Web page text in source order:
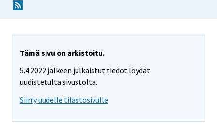
Tämä sivu on arkistoitu.
5.4.2022 jälkeen julkaistut tiedot löydät
uudistetulta sivustolta.
Siirry uudelle tilastosivulle